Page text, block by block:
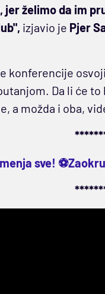
jer želimo da im
izjavio je Pjer
konferencije
Da li će
a možda i oba,
sve!